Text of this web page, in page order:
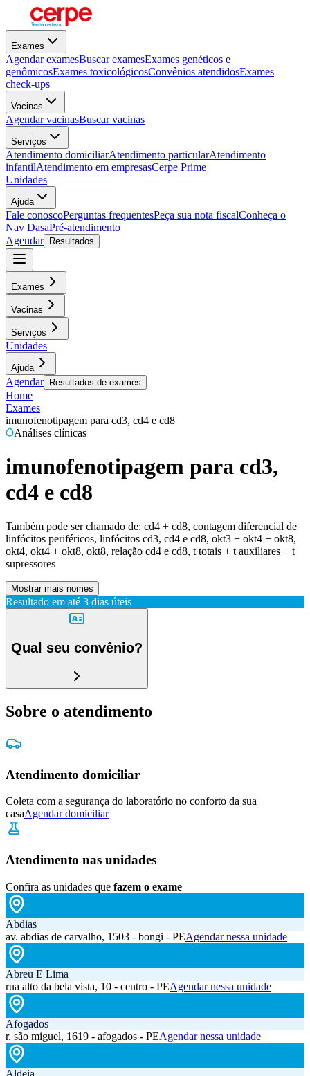
Exames
Agendar examesBuscar examesExames genéticos e
genômicosExames toxicológicosConvênios atendidosExames
check-ups
Vacinas
Agendar vacinasBuscar vacinas
Serviços
Atendimento domiciliarAtendimento particularAtendimento
infantilAtendimento em empresasCerpe Prime
Unidades
Ajuda
Fale conoscoPerguntas frequentesPeça sua nota fiscalConheça o
Nav DasaPré-atendimento
Agendar
Resultados
Exames
Vacinas
Serviços
Unidades
Ajuda
Agendar Resultados de exames
Home
Exames
imunofenotipagem para cd3, cd4 e cd8
Análises clínicas
imunofenotipagem para cd3,
cd4 e cd8
Também pode ser chamado de: cd4 + cd8, contagem diferencial de
linfócitos periféricos, linfócitos cd3, cd4 e cd8, okt3 + okt4 + okt8,
okt4, okt4 + okt8, okt8, relação cd4 e cd8, t totais + t auxiliares + t
supressores
Mostrar mais nomes
Resultado em até 3 dias úteis
Qual seu convênio?
Sobre o atendimento
Atendimento domiciliar
Coleta com a segurança do laboratório no conforto da sua
casaAgendar domiciliar
Atendimento nas unidades
Confira as unidades que fazem o exame
Abdias
av. abdias de carvalho, 1503 - bongi - PEAgendar nessa unidade
Abreu E Lima
rua alto da bela vista, 10 - centro - PEAgendar nessa unidade
Afogados
r. são miguel, 1619 - afogados - PEAgendar nessa unidade
Aldeia